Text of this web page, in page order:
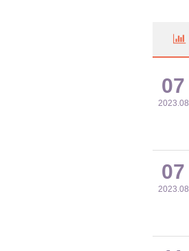
07
2023.08
07
2023.08